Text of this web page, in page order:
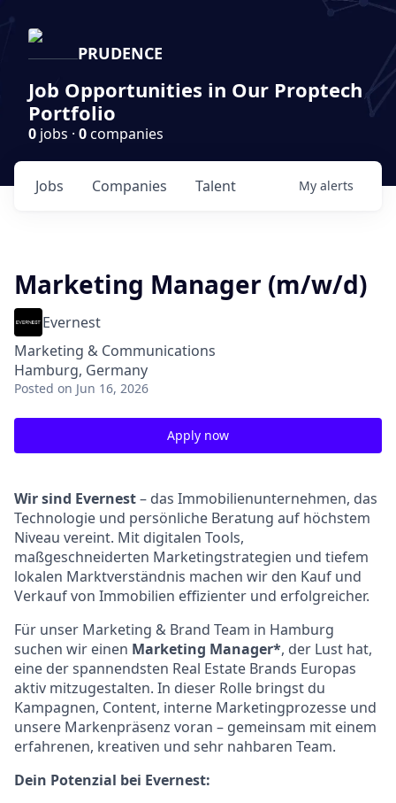
PRUDENCE
Job Opportunities in Our Proptech
Portfolio
0 jobs · 0companies
Jobs Companies Talent My alerts
Marketing Manager (m/w/d)
Evernest
Marketing & Communications
Hamburg, Germany
Posted on Jun 16, 2026
Apply now
Wir sind Evernest– das Immobilienunternehmen, das
Technologie und persönliche Beratung auf höchstem
Niveau vereint. Mit digitalen Tools,
maßgeschneiderten Marketingstrategien und tiefem
lokalen Marktverständnis machen wir den Kauf und
Verkauf von Immobilien effizienter und erfolgreicher.
Für unser Marketing & Brand Team in Hamburg
suchen wir einen Marketing Manager*, der Lust hat,
eine der spannendsten Real Estate Brands Europas
aktiv mitzugestalten. In dieser Rolle bringst du
Kampagnen, Content, interne Marketingprozesse und
unsere Markenpräsenz voran – gemeinsam mit einem
erfahrenen, kreativen und sehr nahbaren Team.
Dein Potenzial bei Evernest: